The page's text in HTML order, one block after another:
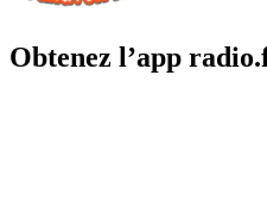
Obtenez l’app